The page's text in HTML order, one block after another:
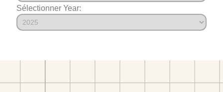
Sélectionner Year: